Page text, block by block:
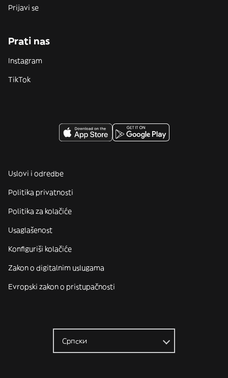
Prijavi se
Prati nas
Instagram
TikTok
Uslovi i odredbe
Politika privatnosti
Politika za kolačiće
Usaglašenost
Konfiguriši kolačiće
Zakon o digitalnim uslugama
Evropski zakon o pristupačnosti